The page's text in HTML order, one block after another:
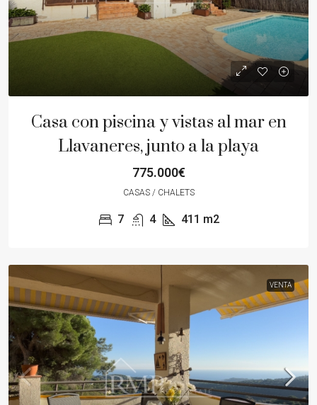
Casa con piscina y vistas al mar en
Llavaneres, junto a la playa
775.000€
CASAS / CHALETS
7 4 411 m2
VENTA